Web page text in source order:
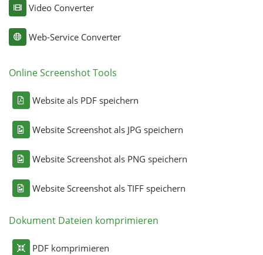
Video Converter
Web-Service Converter
Online Screenshot Tools
Website als PDF speichern
Website Screenshot als JPG speichern
Website Screenshot als PNG speichern
Website Screenshot als TIFF speichern
Dokument Dateien komprimieren
PDF komprimieren